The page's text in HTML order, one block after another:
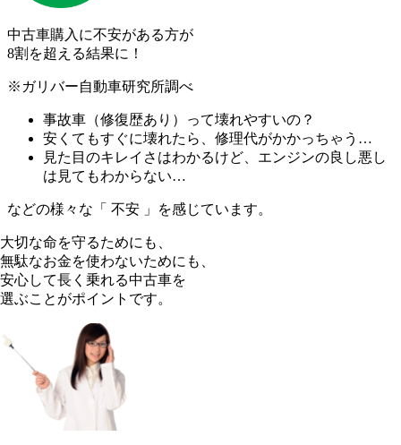
中古車購入に不安がある方が
8割を超える結果に！
※ガリバー自動車研究所調べ
事故車（修復歴あり）って壊れやすいの？
安くてもすぐに壊れたら、修理代がかかっちゃう…
見た目のキレイさはわかるけど、エンジンの良し悪し
は見てもわからない…
などの様々な「 不安 」を感じています。
大切な命を守るためにも、
無駄なお金を使わないためにも、
安心して長く乗れる中古車を
選ぶことがポイントです。